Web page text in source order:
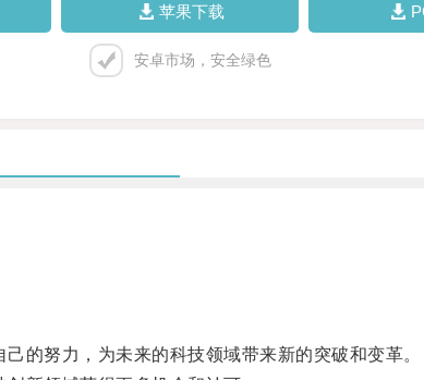
苹果下载
安卓市场，安全绿色
努力，为未来的科技领域带来新的突破和变革。